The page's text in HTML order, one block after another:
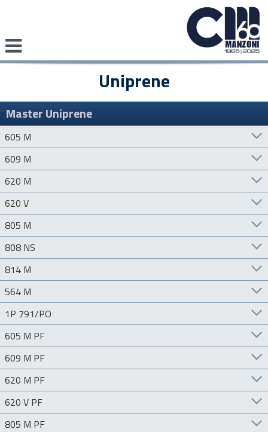
Uniprene
Master Uniprene
605 M
609 M
620 M
620 V
805 M
808 NS
814 M
564 M
1P 791/PO
605 M PF
609 M PF
620 M PF
620 V PF
805 M PF